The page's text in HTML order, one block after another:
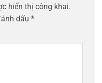
hiển thị công khai.
dấu *